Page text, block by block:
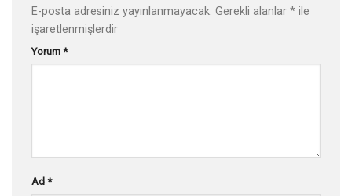
E-posta adresiniz yayınlanmayacak. Gerekli alanlar * ile
işaretlenmişlerdir
Yorum *
Ad *